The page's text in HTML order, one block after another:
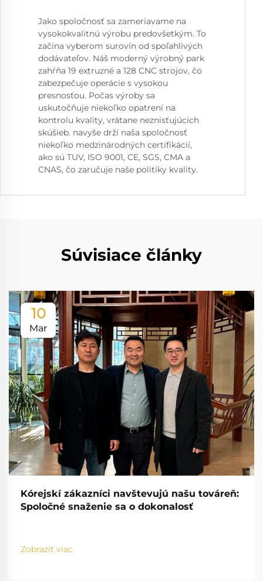
Jako spoločnosť sa zameriavame na
vysokokvalitnú výrobu predovšetkým. To
začína vyberom surovín od spoľahlivých
dodávateľov. Náš moderný výrobný park
zahŕňa 19 extruzné a 128 CNC strojov, čo
zabezpečuje operácie s vysokou
presnosťou. Počas výroby sa
uskutočňuje niekoľko opatrení na
kontrolu kvality, vrátane neznisťujúcich
skúšieb. navyše drží naša spoločnosť
niekoľko medzinárodných certifikácií,
ako sú TUV, ISO 9001, CE, SGS, CMA a
CNAS, čo zaručuje naše politiky kvality.
Súvisiace články
10
Mar
Kórejskí zákazníci navštevujú našu továreň:
Spoločné snaženie sa o dokonalosť
Zobraziť viac